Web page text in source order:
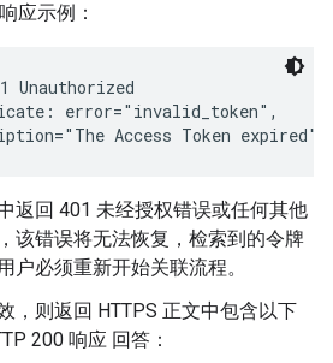
应示例：
Unauthorized
error="invalid_token",
返回 401 未经授权错误或任何其他
该错误将无法恢复，检索到的令牌
户必须重新开始关联流程。
，则返回 HTTPS 正文中包含以下
200 响应 回答：